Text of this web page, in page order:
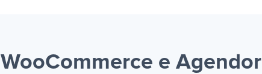
WooCommerce e Agendor